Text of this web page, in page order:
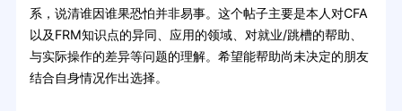
系，说清谁因谁果恐怕并非易事。这个帖子主要是本人对CFA
以及FRM知识点的异同、应用的领域、对就业/跳槽的帮助、
与实际操作的差异等问题的理解。希望能帮助尚未决定的朋友
结合自身情况作出选择。